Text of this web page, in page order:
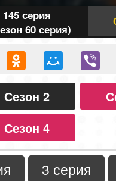
145 серия
60 серия)
Сезон 2
Сезон 4
3 серия